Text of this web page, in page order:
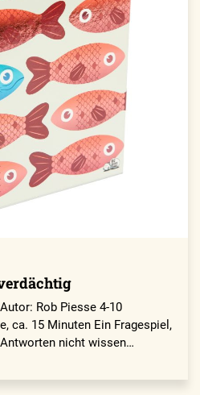
Rob Piesse 4-10
ca. 15 Minuten Ein Fragespiel,
nicht wissen…